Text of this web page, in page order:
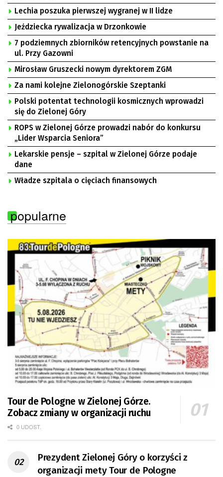
Lechia poszuka pierwszej wygranej w II lidze
Jeździecka rywalizacja w Drzonkowie
7 podziemnych zbiorników retencyjnych powstanie na
ul. Przy Gazowni
Mirosław Gruszecki nowym dyrektorem ZGM
Za nami kolejne Zielonogórskie Szeptanki
Polski potentat technologii kosmicznych wprowadzi
się do Zielonej Góry
ROPS w Zielonej Górze prowadzi nabór do konkursu
„Lider Wsparcia Seniora”
Lekarskie pensje – szpital w Zielonej Górze podaje
dane
Władze szpitala o cięciach finansowych
popularne
Tour de Pologne w Zielonej Górze.
Zobacz zmiany w organizacji ruchu
0 UDOST.
Prezydent Zielonej Góry o korzyści z
organizacji mety Tour de Pologne